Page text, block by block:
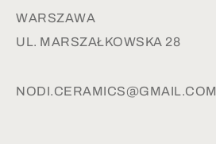
WARSZAWA
UL. MARSZAŁKOWSKA 28
NODI.CERAMICS@GMAIL.COM